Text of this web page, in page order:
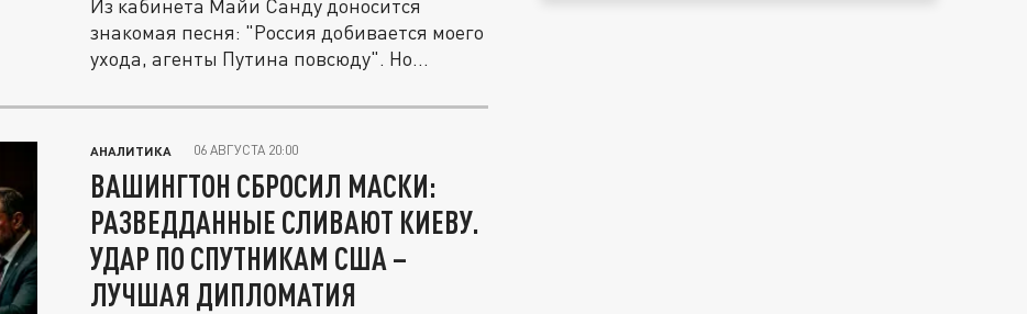
Из кабинета Майи Санду доносится
знакомая песня: "Россия добивается моего
ухода, агенты Путина повсюду". Но...
АНАЛИТИКА 06 АВГУСТА 20:00
ВАШИНГТОН СБРОСИЛ МАСКИ:
РАЗВЕДДАННЫЕ СЛИВАЮТ КИЕВУ.
УДАР ПО СПУТНИКАМ США –
ЛУЧШАЯ ДИПЛОМАТИЯ